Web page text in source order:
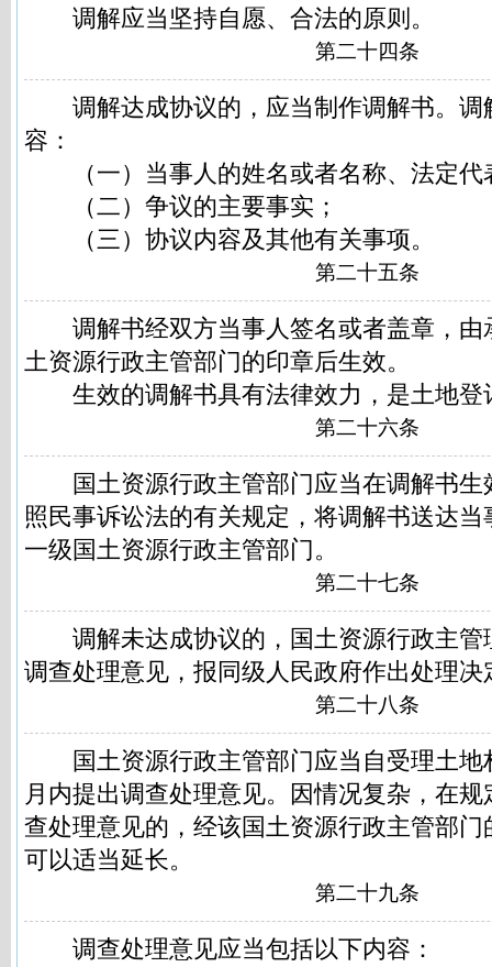
调解应当坚持自愿、合法的原则。
第二十四条
调解达成协议的，应当制作调解书。调
容：
（一）当事人的姓名或者名称、法定代
（二）争议的主要事实；
（三）协议内容及其他有关事项。
第二十五条
调解书经双方当事人签名或者盖章，由
土资源行政主管部门的印章后生效。
生效的调解书具有法律效力，是土地登
第二十六条
国土资源行政主管部门应当在调解书生
照民事诉讼法的有关规定，将调解书送达
一级国土资源行政主管部门。
第二十七条
调解未达成协议的，国土资源行政主管
调查处理意见，报同级人民政府作出处理决
第二十八条
国土资源行政主管部门应当自受理土地
月内提出调查处理意见。因情况复杂，在
查处理意见的，经该国土资源行政主管部
可以适当延长。
第二十九条
调查处理意见应当包括以下内容：